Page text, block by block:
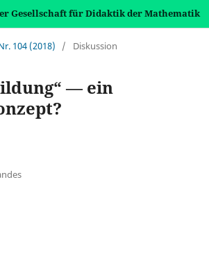
Gesellschaft für Didaktik der Mathematik
104 (2018) / Diskussion
— ein